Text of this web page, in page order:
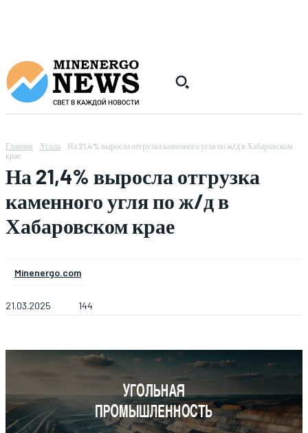
Главная Уголь
На 21,4% выросла отгрузка каменного угля по ж/д в Хабаровском
крае
На 21,4% выросла отгрузка
каменного угля по ж/д в
Хабаровском крае
Minenergo.com
21.03.2025 144